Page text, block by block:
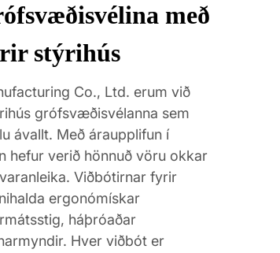
með
stýrihús
Co., Ltd. erum við
grófsvæðisvélanna sem
ávallt. Með áraupplifun í
verið hönnuð vöru okkar
Viðbótirnar fyrir
ergonómískar
háþróaðar
Hver viðbót er